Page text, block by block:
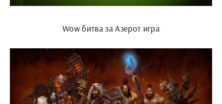
Wow битва за Азерот игра